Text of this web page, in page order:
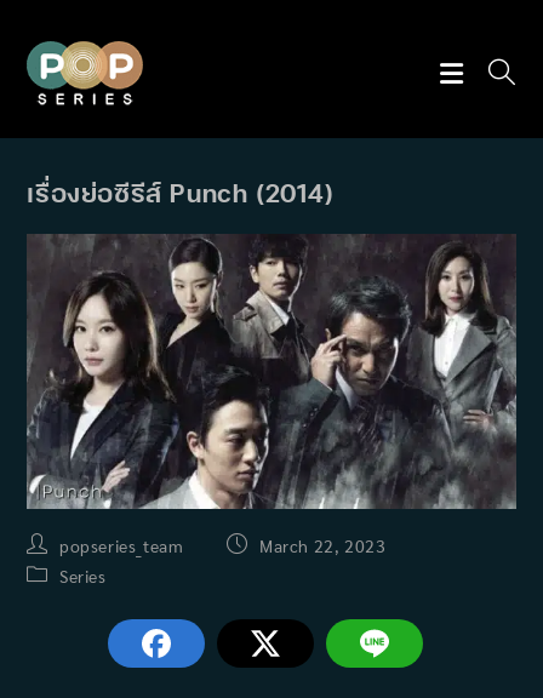
content
เรื่องย่อซีรีส์ Punch (2014)
Post
author:
popseries_team
PostMarch 22, 2023
PostSeries